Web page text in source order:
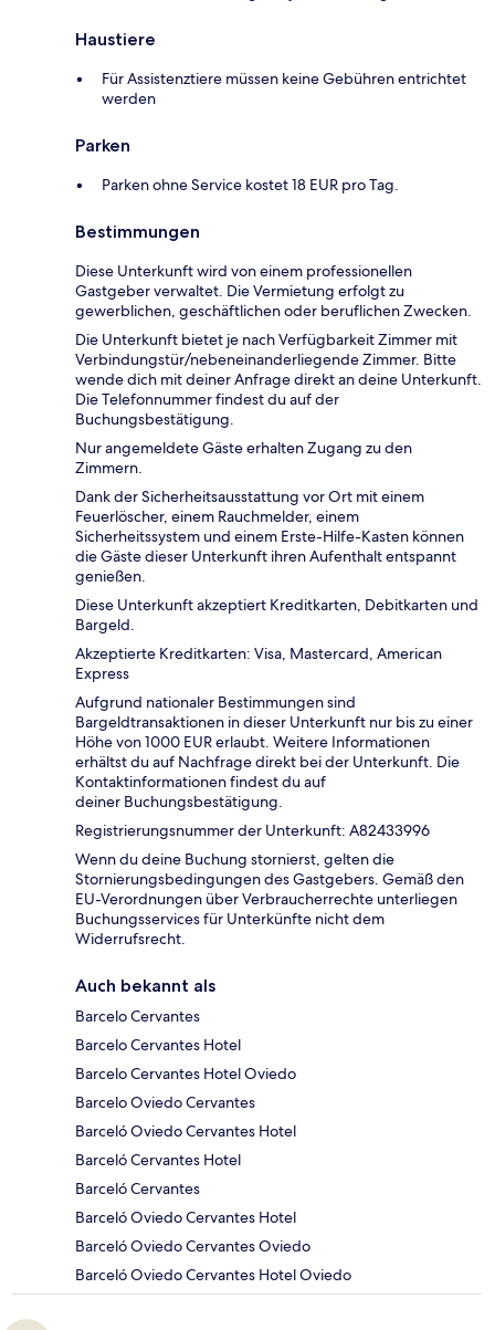
Haustiere
Für Assistenztiere müssen keine Gebühren entrichtet
werden
Parken
Parken ohne Service kostet 18 EUR pro Tag.
Bestimmungen
Diese Unterkunft wird von einem professionellen
Gastgeber verwaltet. Die Vermietung erfolgt zu
gewerblichen, geschäftlichen oder beruflichen Zwecken.
Die Unterkunft bietet je nach Verfügbarkeit Zimmer mit
Verbindungstür/nebeneinanderliegende Zimmer. Bitte
wende dich mit deiner Anfrage direkt an deine Unterkunft.
Die Telefonnummer findest du auf der
Buchungsbestätigung.
Nur angemeldete Gäste erhalten Zugang zu den
Zimmern.
Dank der Sicherheitsausstattung vor Ort mit einem
Feuerlöscher, einem Rauchmelder, einem
Sicherheitssystem und einem Erste-Hilfe-Kasten können
die Gäste dieser Unterkunft ihren Aufenthalt entspannt
genießen.
Diese Unterkunft akzeptiert Kreditkarten, Debitkarten und
Bargeld.
Akzeptierte Kreditkarten: Visa, Mastercard, American
Express
Aufgrund nationaler Bestimmungen sind
Bargeldtransaktionen in dieser Unterkunft nur bis zu einer
Höhe von 1000 EUR erlaubt. Weitere Informationen
erhältst du auf Nachfrage direkt bei der Unterkunft. Die
Kontaktinformationen findest du auf
deiner Buchungsbestätigung.
Registrierungsnummer der Unterkunft: A82433996
Wenn du deine Buchung stornierst, gelten die
Stornierungsbedingungen des Gastgebers. Gemäß den
EU-Verordnungen über Verbraucherrechte unterliegen
Buchungsservices für Unterkünfte nicht dem
Widerrufsrecht.
Auch bekannt als
Barcelo Cervantes
Barcelo Cervantes Hotel
Barcelo Cervantes Hotel Oviedo
Barcelo Oviedo Cervantes
Barceló Oviedo Cervantes Hotel
Barceló Cervantes Hotel
Barceló Cervantes
Barceló Oviedo Cervantes Hotel
Barceló Oviedo Cervantes Oviedo
Barceló Oviedo Cervantes Hotel Oviedo